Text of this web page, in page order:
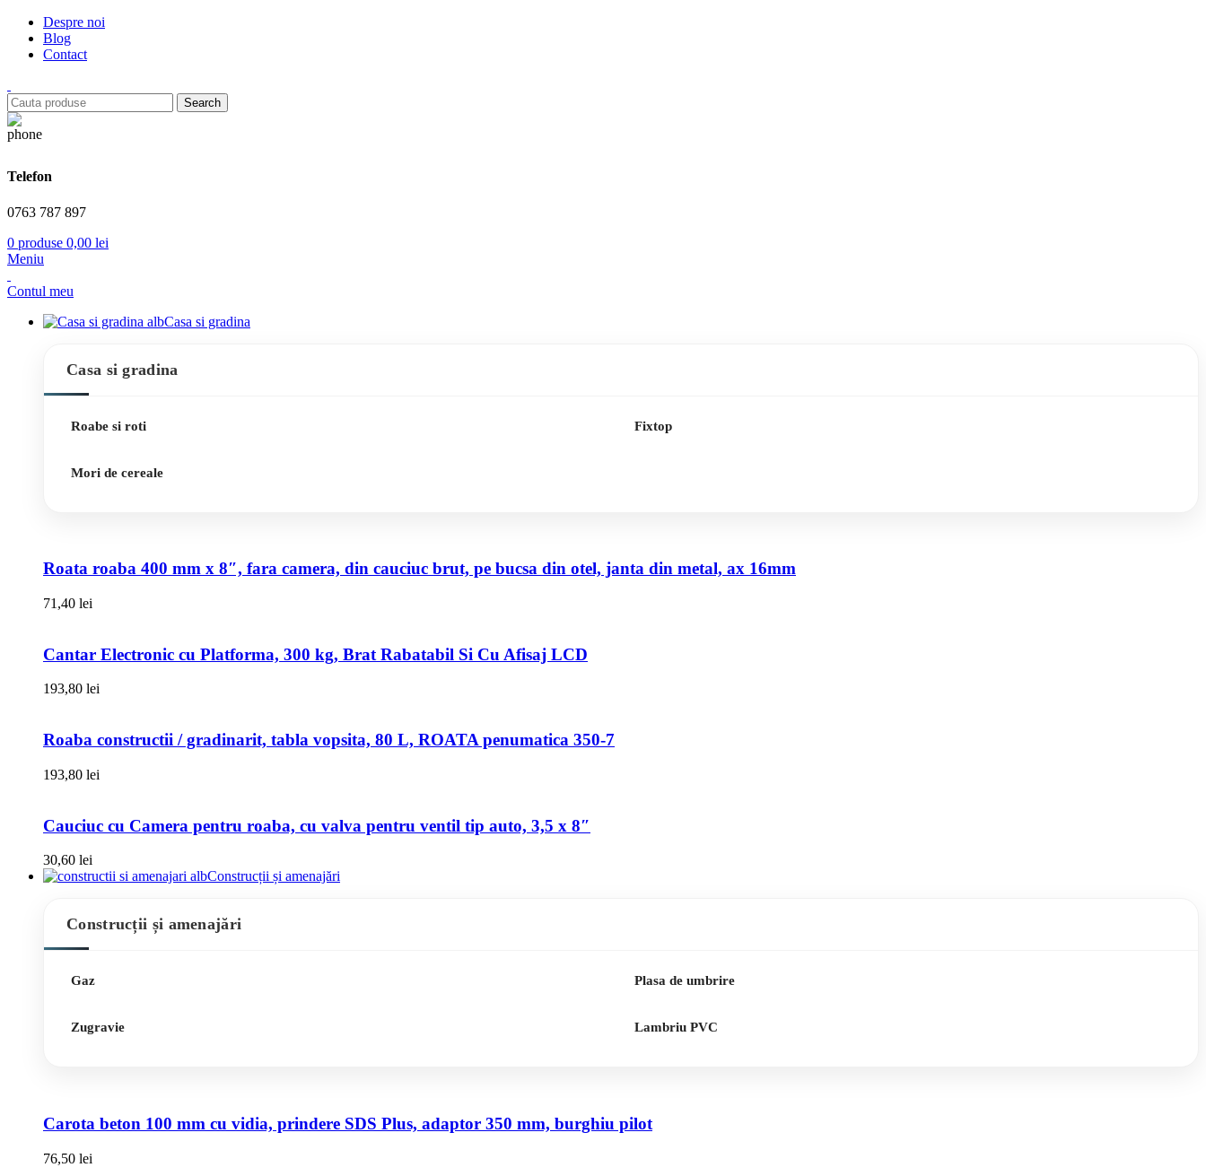
Despre noi
Blog
Contact
Search
Telefon
0763 787 897
0 produse 0,00 lei
Meniu
Contul meu
Casa si gradina
Casa si gradina
Roabe si roti
Mori de cereale
Fixtop
Roata roaba 400 mm x 8″, fara camera, din cauciuc brut, pe bucsa din otel, janta din metal, ax 16mm
71,40 lei
Cantar Electronic cu Platforma, 300 kg, Brat Rabatabil Si Cu Afisaj LCD
193,80 lei
Roaba constructii / gradinarit, tabla vopsita, 80 L, ROATA penumatica 350-7
193,80 lei
Cauciuc cu Camera pentru roaba, cu valva pentru ventil tip auto, 3,5 x 8″
30,60 lei
Construcții și amenajări
Construcții și amenajări
Gaz
Zugravie
Plasa de umbrire
Lambriu PVC
Carota beton 100 mm cu vidia, prindere SDS Plus, adaptor 350 mm, burghiu pilot
76,50 lei